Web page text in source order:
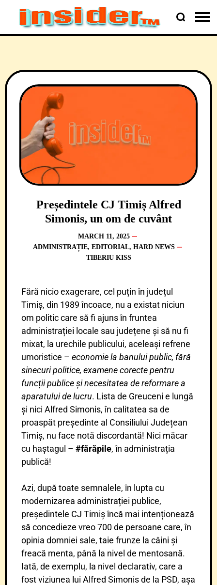
Președintele CJ Timiș Alfred
Simonis, un om de cuvânt
MARCH 11, 2025
ADMINISTRAȚIE, EDITORIAL, HARD NEWS
TIBERIU KISS
Fără nicio exagerare, cel puțin în județul
Timiș, din 1989 încoace, nu a existat niciun
om politic care să fi ajuns în fruntea
administrației locale sau județene și să nu fi
mixat, la urechile publicului, aceleași refrene
umoristice – economie la banului public, fără
sinecuri politice, examene corecte pentru
funcții publice și necesitatea de reformare a
aparatului de lucru. Lista de Greuceni e lungă
și nici Alfred Simonis, în calitatea sa de
proaspăt președinte al Consiliului Județean
Timiș, nu face notă discordantă! Nici măcar
cu haștagul – #fărăpile, în administrația
publică!
Azi, după toate semnalele, în lupta cu
modernizarea administrației publice,
președintele CJ Timiș încă mai intenționează
să concedieze vreo 700 de persoane care, în
opinia domniei sale, taie frunze la câini și
freacă menta, până la nivel de mentosană.
Iată, de exemplu, la nivel declarativ, care a
fost viziunea lui Alfred Simonis de la PSD, așa